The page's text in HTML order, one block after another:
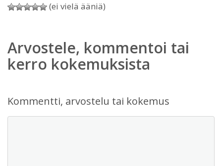
(ei vielä ääniä)
Arvostele, kommentoi tai
kerro kokemuksista
Kommentti, arvostelu tai kokemus